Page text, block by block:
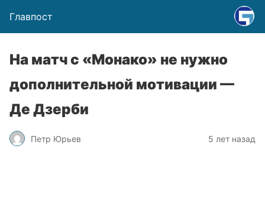
Главпост
На матч с «Монако» не нужно
дополнительной мотивации —
Де Дзерби
Петр Юрьев 5 лет назад